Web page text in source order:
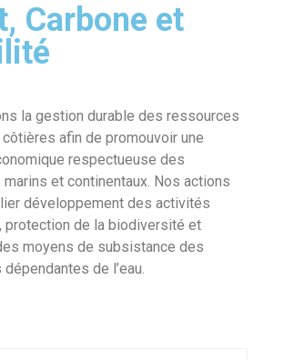
Carbone et
la gestion durable des ressources
afin de promouvoir une
respectueuse des
et continentaux. Nos actions
développement des activités
protection de la biodiversité et
moyens de subsistance des
de l’eau.